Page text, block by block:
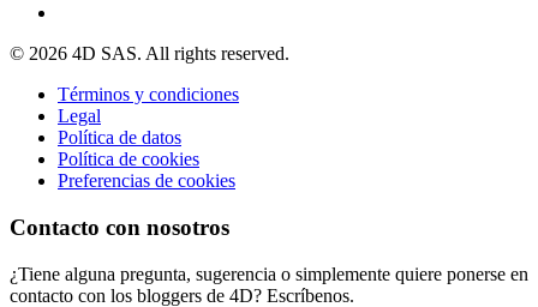
© 2026 4D SAS. All rights reserved.
Términos y condiciones
Legal
Política de datos
Política de cookies
Preferencias de cookies
Contacto con nosotros
¿Tiene alguna pregunta, sugerencia o simplemente quiere ponerse en
contacto con los bloggers de 4D? Escríbenos.